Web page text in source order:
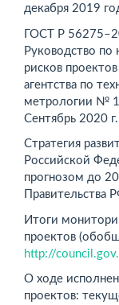
декабря 2019
ГОСТ Р
Руководство
рисков
агентства по
метрологии №
Сентябрь 2020 г.
Стратегия
Российской
прогнозом до
Итоги
проектов
http://
О ходе
проектов: